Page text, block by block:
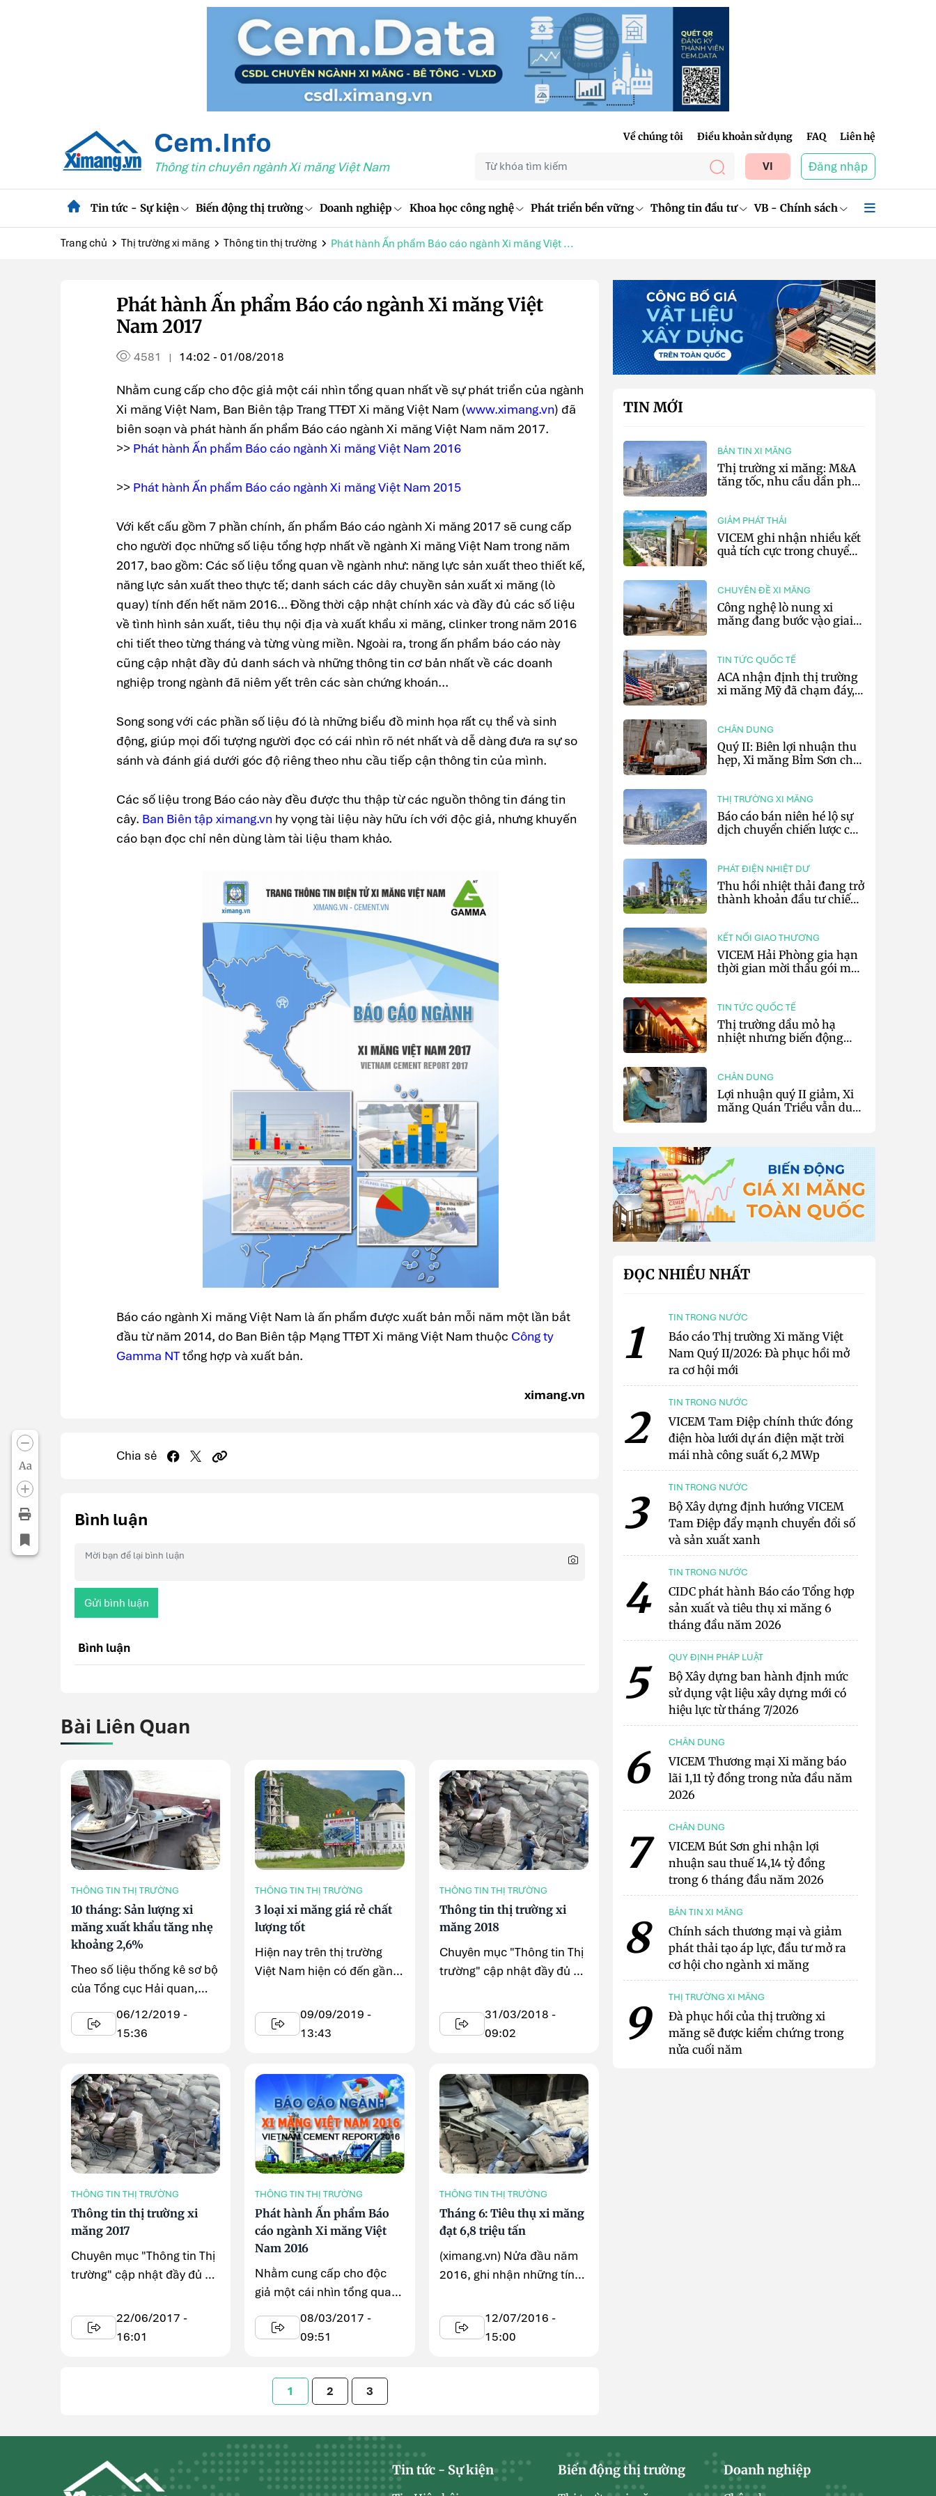
Cem.Info
Thông tin chuyên ngành Xi măng Việt Nam
Về chúng tôi Điều khoản sử dụng FAQ Liên hệ
VI Đăng nhập
Tin tức - Sự kiện Biến động thị trường Doanh nghiệp Khoa học công nghệ Phát triển bền vững Thông tin đầu tư VB - Chính sách
Trang chủ Thị trường xi măng Thông tin thị trường Phát hành Ấn phẩm Báo cáo ngành Xi măng Việt ...
Aa
Phát hành Ấn phẩm Báo cáo ngành Xi măng Việt
Nam 2017
4581 | 14:02 - 01/08/2018
Nhằm cung cấp cho độc giả một cái nhìn tổng quan nhất về sự phát triển của ngành
Xi măng Việt Nam, Ban Biên tập Trang TTĐT Xi măng Việt Nam (www.ximang.vn) đã
biên soạn và phát hành ấn phẩm Báo cáo ngành Xi măng Việt Nam năm 2017.
>> Phát hành Ấn phẩm Báo cáo ngành Xi măng Việt Nam 2016
>> Phát hành Ấn phẩm Báo cáo ngành Xi măng Việt Nam 2015
Với kết cấu gồm 7 phần chính, ấn phẩm Báo cáo ngành Xi măng 2017 sẽ cung cấp
cho người đọc những số liệu tổng hợp nhất về ngành Xi măng Việt Nam trong năm
2017, bao gồm: Các số liệu tổng quan về ngành như: năng lực sản xuất theo thiết kế,
năng lực sản xuất theo thực tế; danh sách các dây chuyền sản xuất xi măng (lò
quay) tính đến hết năm 2016... Đồng thời cập nhật chính xác và đầy đủ các số liệu
về tình hình sản xuất, tiêu thụ nội địa và xuất khẩu xi măng, clinker trong năm 2016
chi tiết theo từng tháng và từng vùng miền. Ngoài ra, trong ấn phẩm báo cáo này
cũng cập nhật đầy đủ danh sách và những thông tin cơ bản nhất về các doanh
nghiệp trong ngành đã niêm yết trên các sàn chứng khoán...
Song song với các phần số liệu đó là những biểu đồ minh họa rất cụ thể và sinh
động, giúp mọi đối tượng người đọc có cái nhìn rõ nét nhất và dễ dàng đưa ra sự so
sánh và đánh giá dưới góc độ riêng theo nhu cầu tiếp cận thông tin của mình.
Các số liệu trong Báo cáo này đều được thu thập từ các nguồn thông tin đáng tin
cây. Ban Biên tập ximang.vn hy vọng tài liệu này hữu ích với độc giả, nhưng khuyến
cáo bạn đọc chỉ nên dùng làm tài liệu tham khảo.
Báo cáo ngành Xi măng Việt Nam là ấn phẩm được xuất bản mỗi năm một lần bắt
đầu từ năm 2014, do Ban Biên tập Mạng TTĐT Xi măng Việt Nam thuộc Công ty
Gamma NTtổng hợp và xuất bản.
ximang.vn
Chia sẻ
Bình luận
Gửi bình luận
Bình luận
Bài Liên Quan
THÔNG TIN THỊ TRƯỜNG
10 tháng: Sản lượng xi
măng xuất khẩu tăng nhẹ
khoảng 2,6%
Theo số liệu thống kê sơ bộ
của Tổng cục Hải quan,
tháng 10/2019 cả nước
xuất khẩu 3,58 triệu tấn xi
06/12/2019 -
15:36
THÔNG TIN THỊ TRƯỜNG
3 loại xi măng giá rẻ chất
lượng tốt
Hiện nay trên thị trường
Việt Nam hiện có đến gần
đáng ... 09/09/2019 -
13:43
THÔNG TIN THỊ TRƯỜNG
Thông tin thị trường xi
măng 2018
Chuyên mục "Thông tin Thị
trường" cập nhật đầy đủ và
31/03/2018 -
09:02
THÔNG TIN THỊ TRƯỜNG
Thông tin thị trường xi
măng 2017
Chuyên mục "Thông tin Thị
trường" cập nhật đầy đủ và
22/06/2017 -
16:01
THÔNG TIN THỊ TRƯỜNG
Phát hành Ấn phẩm Báo
cáo ngành Xi măng Việt
Nam 2016
Nhằm cung cấp cho độc
giả một cái nhìn tổng quan
nhất về sự phát triển của
ngành Xi măng ...
08/03/2017 -
09:51
THÔNG TIN THỊ TRƯỜNG
Tháng 6: Tiêu thụ xi măng
đạt 6,8 triệu tấn
(ximang.vn) Nửa đầu năm
2016, ghi nhận những tín
bất động sản, đây ...
12/07/2016 -
15:00
1 2 3
TIN MỚI
BẢN TIN XI MĂNG
Thị trường xi măng: M&A
tăng tốc, nhu cầu dần phục
GIẢM PHÁT THẢI
VICEM ghi nhận nhiều kết
quả tích cực trong chuyển
CHUYÊN ĐỀ XI MĂNG
Công nghệ lò nung xi
măng đang bước vào giai
TIN TỨC QUỐC TẾ
ACA nhận định thị trường
xi măng Mỹ đã chạm đáy,
CHÂN DUNG
Quý II: Biên lợi nhuận thu
hẹp, Xi măng Bỉm Sơn chỉ
THỊ TRƯỜNG XI MĂNG
Báo cáo bán niên hé lộ sự
dịch chuyển chiến lược của
PHÁT ĐIỆN NHIỆT DƯ
Thu hồi nhiệt thải đang trở
thành khoản đầu tư chiến
KẾT NỐI GIAO THƯƠNG
VICEM Hải Phòng gia hạn
thời gian mời thầu gói mua
TIN TỨC QUỐC TẾ
Thị trường dầu mỏ hạ
nhiệt nhưng biến động
CHÂN DUNG
Lợi nhuận quý II giảm, Xi
măng Quán Triều vẫn duy
ĐỌC NHIỀU NHẤT
1 TIN TRONG NƯỚC
Báo cáo Thị trường Xi măng Việt
Nam Quý II/2026: Đà phục hồi mở
ra cơ hội mới
2 TIN TRONG NƯỚC
VICEM Tam Điệp chính thức đóng
điện hòa lưới dự án điện mặt trời
mái nhà công suất 6,2 MWp
3 TIN TRONG NƯỚC
Bộ Xây dựng định hướng VICEM
Tam Điệp đẩy mạnh chuyển đổi số
và sản xuất xanh
4 TIN TRONG NƯỚC
CIDC phát hành Báo cáo Tổng hợp
sản xuất và tiêu thụ xi măng 6
tháng đầu năm 2026
5 QUY ĐỊNH PHÁP LUẬT
Bộ Xây dựng ban hành định mức
sử dụng vật liệu xây dựng mới có
hiệu lực từ tháng 7/2026
6 CHÂN DUNG
VICEM Thương mại Xi măng báo
lãi 1,11 tỷ đồng trong nửa đầu năm
2026
7 CHÂN DUNG
VICEM Bút Sơn ghi nhận lợi
nhuận sau thuế 14,14 tỷ đồng
trong 6 tháng đầu năm 2026
8 BẢN TIN XI MĂNG
Chính sách thương mại và giảm
phát thải tạo áp lực, đầu tư mở ra
cơ hội cho ngành xi măng
9 THỊ TRƯỜNG XI MĂNG
Đà phục hồi của thị trường xi
măng sẽ được kiểm chứng trong
nửa cuối năm
Tin tức - Sự kiện Biến động thị trường Doanh nghiệp